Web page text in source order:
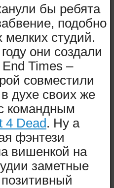
бы ребята
подобно
мелких студий.
они создали
Times –
совместили
в духе своих же
командным
4 Dead. Ну а
фэнтези
вишенкой на
заметные